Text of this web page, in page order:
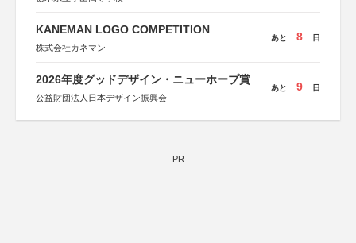
KANEMAN LOGO COMPETITION
株式会社カネマン
あと 8 日
2026年度グッドデザイン・ニューホープ賞
公益財団法人日本デザイン振興会
あと 9 日
PR